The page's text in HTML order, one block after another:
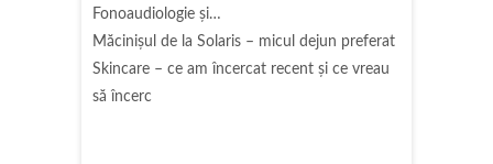
Fonoaudiologie și…
Măcinişul de la Solaris – micul dejun preferat
Skincare – ce am încercat recent și ce vreau
să încerc